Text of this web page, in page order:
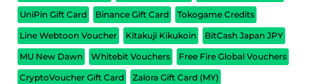
UniPin Gift Card
Binance Gift Card
Tokogame Credits
Line Webtoon Voucher
Kitakuji Kikukoin
BitCash Japan JPY
MU New Dawn
Whitebit Vouchers
Free Fire Global Vouchers
CryptoVoucher Gift Card
Zalora Gift Card (MY)